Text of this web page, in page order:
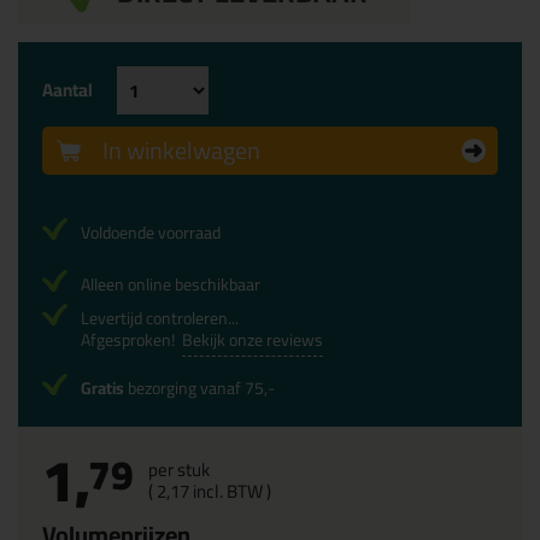
1,79 per stuk
(2,17incl. BTW )
Aantal
In winkelwagen
Voldoende voorraad
Alleen online beschikbaar
Levertijd controleren...
Afgesproken! Bekijk onze reviews
Gratisbezorging vanaf 75,-